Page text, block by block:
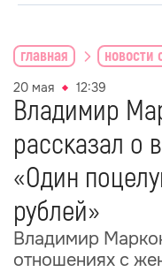
главная новости
20 мая 12:39
Владимир
рассказал о
«Один
рублей»
Владимир
отношениях с